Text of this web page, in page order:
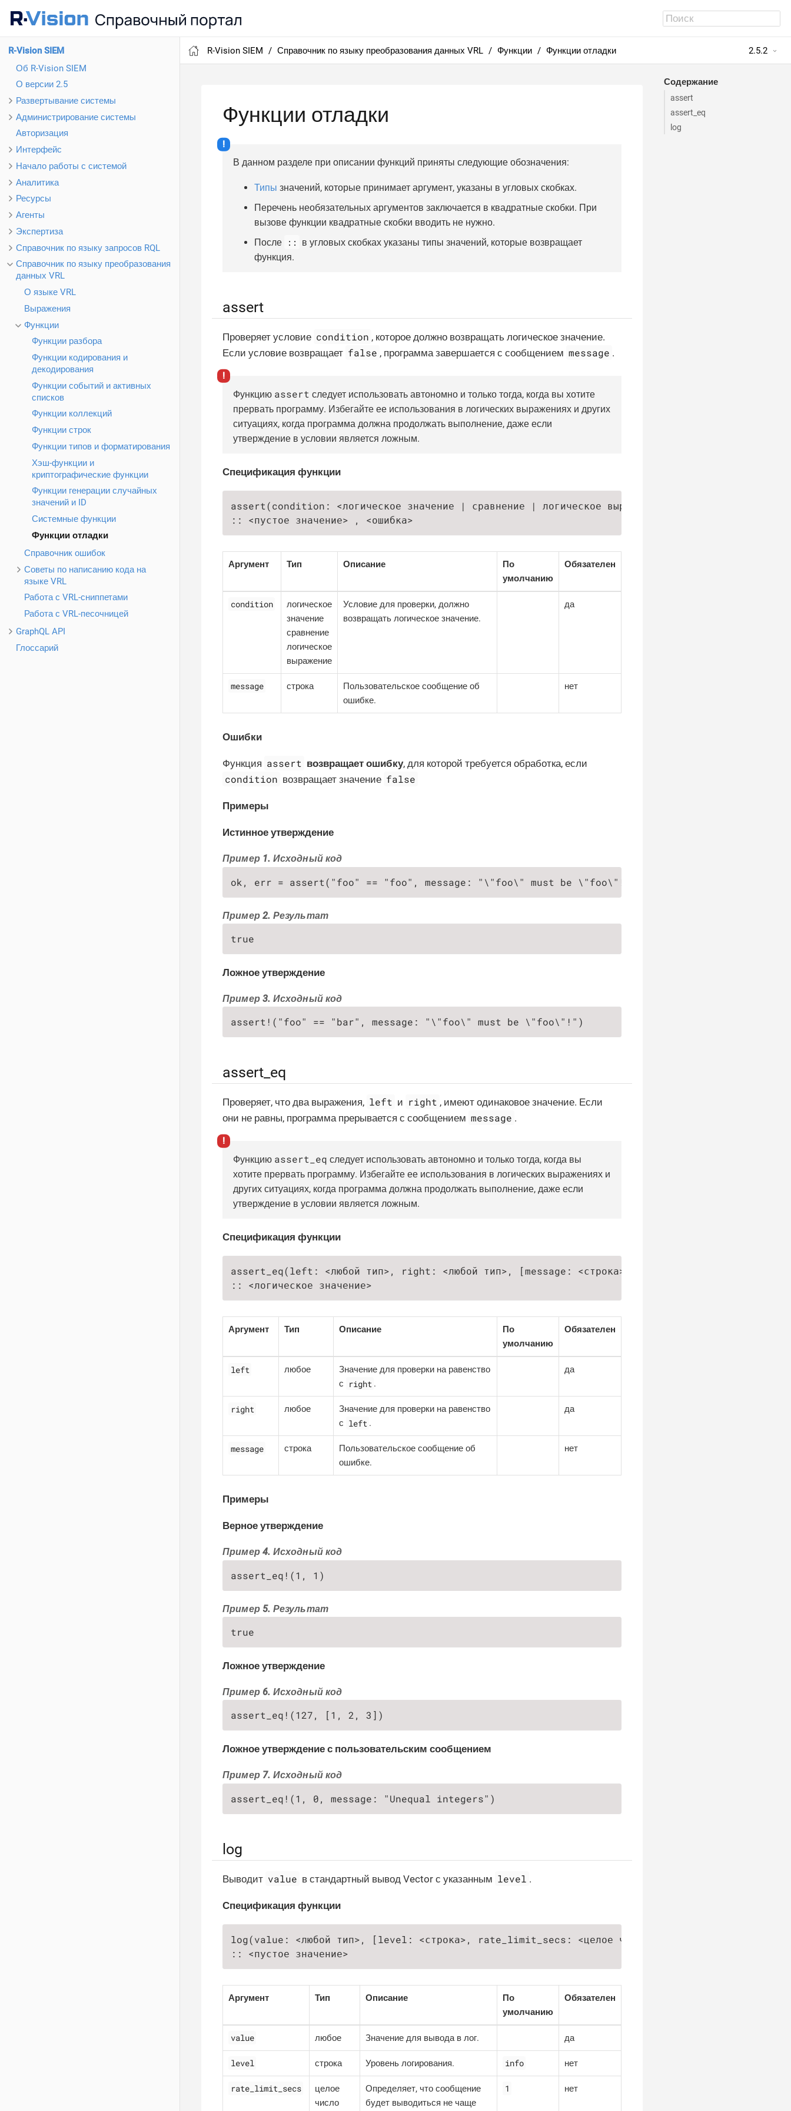
R-Vision SIEM
Об R-Vision SIEM
О версии 2.5
Развертывание системы
Администрирование системы
Авторизация
Интерфейс
Начало работы с системой
Аналитика
Ресурсы
Агенты
Экспертиза
Справочник по языку запросов RQL
Справочник по языку преобразования
данных VRL
О языке VRL
Выражения
Функции
Функции разбора
Функции кодирования и
декодирования
Функции событий и активных
списков
Функции коллекций
Функции строк
Функции типов и форматирования
Хэш-функции и
криптографические функции
Функции генерации случайных
значений и ID
Системные функции
Функции отладки
Справочник ошибок
Советы по написанию кода на
языке VRL
Работа с VRL-сниппетами
Работа с VRL-песочницей
GraphQL API
Глоссарий
R-Vision SIEM Справочник по языку преобразования данных VRL Функции Функции отладки 2.5.2
Содержание
assert
assert_eq
log
Функции отладки
В данном разделе при описании функций приняты следующие обозначения:
Типы значений, которые принимает аргумент, указаны в угловых скобках.
Перечень необязательных аргументов заключается в квадратные скобки. При
вызове функции квадратные скобки вводить не нужно.
После
::
в угловых скобках указаны типы значений, которые возвращает
функция.
assert
Проверяет условие condition , которое должно возвращать логическое значение.
Если условие возвращает false , программа завершается с сообщением message .
Функцию assert следует использовать автономно и только тогда, когда вы хотите
прервать программу. Избегайте ее использования в логических выражениях и других
ситуациях, когда программа должна продолжать выполнение, даже если
утверждение в условии является ложным.
Спецификация функции
assert(condition: <логическое значение | сравнение | логическое выражение>, [message:
:: <пустое значение> , <ошибка>
Аргумент Тип Описание
По
умолчанию
Обязателен
condition
логическое
значение
сравнение
логическое
выражение
Условие для проверки, должно
возвращать логическое значение.
да
message строка
Пользовательское сообщение об
ошибке.
нет
Ошибки
Функция assert возвращает ошибку, для которой требуется обработка, если
condition возвращает значение false
Примеры
Истинное утверждение
Пример 1. Исходный код
ok, err = assert("foo" == "foo", message: "\"foo\" must be \"foo\"!")
Пример 2. Результат
true
Ложное утверждение
Пример 3. Исходный код
assert!("foo" == "bar", message: "\"foo\" must be \"foo\"!")
assert_eq
Проверяет, что два выражения, left и right , имеют одинаковое значение. Если
они не равны, программа прерывается с сообщением message .
Функцию assert_eq следует использовать автономно и только тогда, когда вы
хотите прервать программу. Избегайте ее использования в логических выражениях и
других ситуациях, когда программа должна продолжать выполнение, даже если
утверждение в условии является ложным.
Спецификация функции
assert_eq(left: <любой тип>, right: <любой тип>, [message: <строка>])
:: <логическое значение>
Аргумент Тип Описание
По
умолчанию
Обязателен
left любое
Значение для проверки на равенство
с
right .
да
right любое
Значение для проверки на равенство
с left .
да
message строка
Пользовательское сообщение об
ошибке.
нет
Примеры
Верное утверждение
Пример 4. Исходный код
assert_eq!(1, 1)
Пример 5. Результат
true
Ложное утверждение
Пример 6. Исходный код
assert_eq!(127, [1, 2, 3])
Ложное утверждение с пользовательским сообщением
Пример 7. Исходный код
assert_eq!(1, 0, message: "Unequal integers")
log
Выводит value в стандартный вывод Vector с указанным level .
Спецификация функции
log(value: <любой тип>, [level: <строка>, rate_limit_secs: <целое число>])
:: <пустое значение>
Аргумент Тип Описание
По
умолчанию
Обязателен
value любое Значение для вывода в лог. да
level строка Уровень логирования. info нет
rate_limit_secs
целое
число
Определяет, что сообщение
будет выводиться не чаще
1 нет